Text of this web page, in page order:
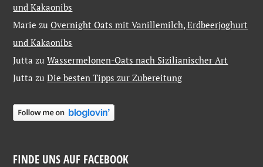
und Kakaonibs
Marie zuOvernight Oats mit Vanillemilch, Erdbeerjoghurt
und Kakaonibs
Jutta zuWassermelonen-Oats nach Sizilianischer Art
Jutta zuDie besten Tipps zur Zubereitung
FINDE UNS AUF FACEBOOK